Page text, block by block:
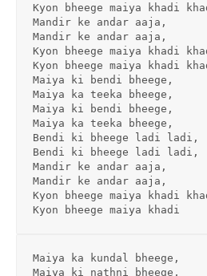
Kyon bheege maiya khadi
Mandir ke andar aaja,
Mandir ke andar aaja,
Kyon bheege maiya khadi
Kyon bheege maiya khadi
Maiya ki bendi bheege,
Maiya ka teeka bheege,
Maiya ki bendi bheege,
Maiya ka teeka bheege,
Bendi ki bheege ladi ladi,
Bendi ki bheege ladi ladi,
Mandir ke andar aaja,
Mandir ke andar aaja,
Kyon bheege maiya khadi
Kyon bheege maiya khadi
Maiya ka kundal bheege,
Maiya ki nathni bheege,